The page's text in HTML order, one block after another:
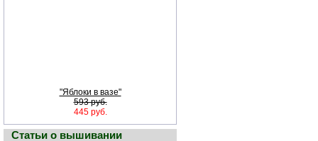
"Яблоки в вазе"
593 руб.
445 руб.
Статьи о вышивании